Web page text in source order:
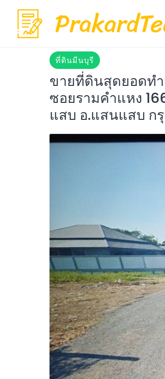
content
ที่ดินมีนบุรี
ขายที่ดินสุดยอดทำ
ซอยรามคำแหง
แสบ อ.แสนแสบ ก